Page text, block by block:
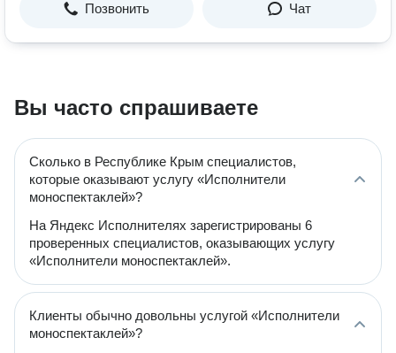
Позвонить Чат
Вы часто спрашиваете
Сколько в Республике Крым специалистов,
которые оказывают услугу «Исполнители
моноспектаклей»?
На Яндекс Исполнителях зарегистрированы 6
проверенных специалистов, оказывающих услугу
«Исполнители моноспектаклей».
Клиенты обычно довольны услугой «Исполнители
моноспектаклей»?